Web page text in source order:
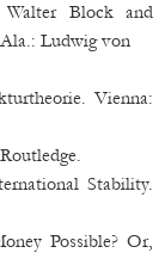
Block and
Ludwig von
Vienna:
Stability.
Possible? Or,